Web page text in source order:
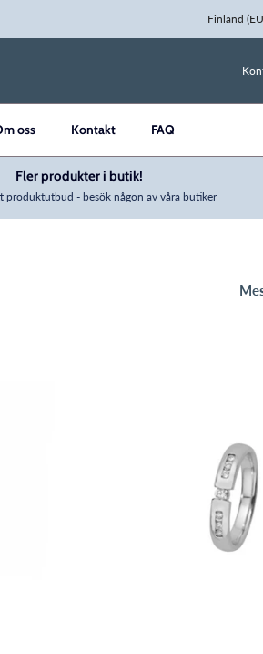
Finland
oss Kontakt FAQ
Fler produkter i butik!
produktutbud - besök någon av våra butiker